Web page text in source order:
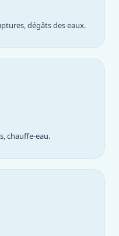
dégâts des eaux.
chauffe-eau.